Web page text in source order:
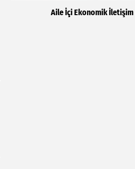
Aile İçi Ekonomik İletişim